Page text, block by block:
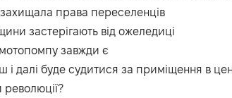
права переселенців
застерігають від ожеледиці
завжди є
далі буде судитися за приміщення в